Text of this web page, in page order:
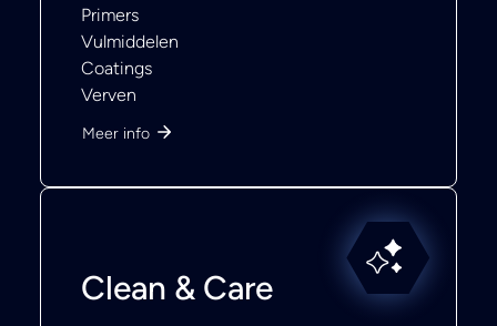
Primers
Vulmiddelen
Coatings
Verven
Meer info
Clean & Care